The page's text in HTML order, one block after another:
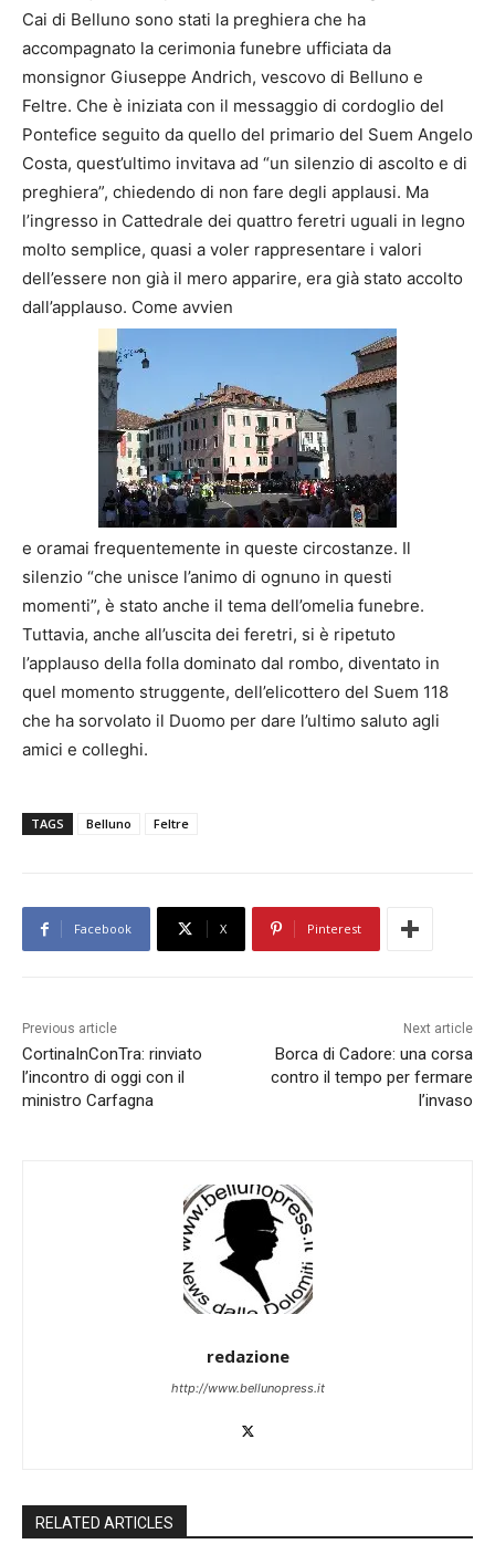
Cai di Belluno sono stati la preghiera che ha
accompagnato la cerimonia funebre ufficiata da
monsignor Giuseppe Andrich, vescovo di Belluno e
Feltre. Che è iniziata con il messaggio di cordoglio del
Pontefice seguito da quello del primario del Suem Angelo
Costa, quest’ultimo invitava ad “un silenzio di ascolto e di
preghiera”, chiedendo di non fare degli applausi. Ma
l’ingresso in Cattedrale dei quattro feretri uguali in legno
molto semplice, quasi a voler rappresentare i valori
dell’essere non già il mero apparire, era già stato accolto
dall’applauso. Come avvien
e oramai frequentemente in queste circostanze. Il
silenzio “che unisce l’animo di ognuno in questi
momenti”, è stato anche il tema dell’omelia funebre.
Tuttavia, anche all’uscita dei feretri, si è ripetuto
l’applauso della folla dominato dal rombo, diventato in
quel momento struggente, dell’elicottero del Suem 118
che ha sorvolato il Duomo per dare l’ultimo saluto agli
amici e colleghi.
TAGS Belluno Feltre
Facebook X Pinterest
Previous article
CortinaInConTra: rinviato
l’incontro di oggi con il
ministro Carfagna
Next article
Borca di Cadore: una corsa
contro il tempo per fermare
l’invaso
redazione
http://www.bellunopress.it
RELATED ARTICLES